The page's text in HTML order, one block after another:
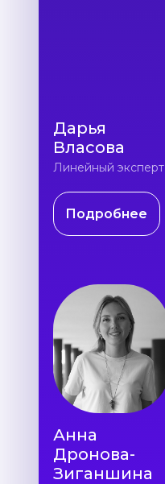
Дарья
Власова
Линейный эксперт
Анна
Дронова-
Зиганшина
Подробнее